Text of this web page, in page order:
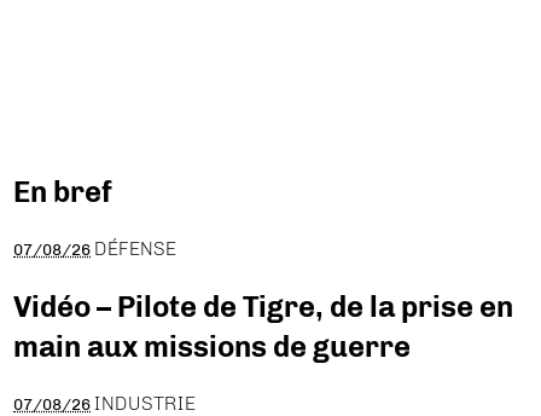
En bref
07/08/26 DÉFENSE
Vidéo – Pilote de Tigre, de la prise en
main aux missions de guerre
07/08/26 INDUSTRIE